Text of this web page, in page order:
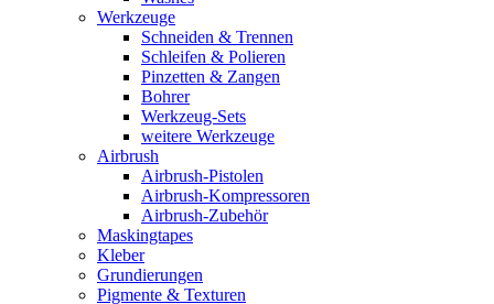
Werkzeuge
Schneiden & Trennen
Schleifen & Polieren
Pinzetten & Zangen
Bohrer
Werkzeug-Sets
weitere Werkzeuge
Airbrush
Airbrush-Pistolen
Airbrush-Kompressoren
Airbrush-Zubehör
Maskingtapes
Kleber
Grundierungen
Pigmente & Texturen